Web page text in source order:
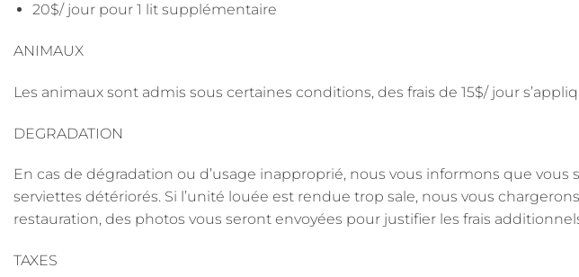
20$/ jour pour 1 lit supplémentaire
ANIMAUX
Les animaux sont admis sous certaines conditions, des frais de 15$/ jour
DEGRADATION
En cas de dégradation ou d’usage inapproprié, nous vous informons que
serviettes détériorés. Si l’unité louée est rendue trop sale, nous vous
restauration, des photos vous seront envoyées pour justifier les frais
TAXES